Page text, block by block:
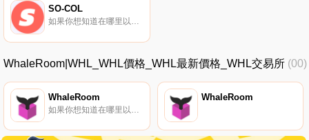
SO-COL
如果你想知道在哪里以當前價格購買SO-COL,目前交易{SO-COL]股票的頂級加密貨幣交易所是KuCoin和Uniswap（V2）。您可以在我們的加密貨幣交易所頁面上找到其他列表。SO-COL是一個社區管理平臺,幫助創作者和品牌通過NFT封閉社區與受眾互動.
WhaleRoom|WHL_WHL價格_WHL最新價格_WHL交易所 (00)
WhaleRoom WhaleRoom